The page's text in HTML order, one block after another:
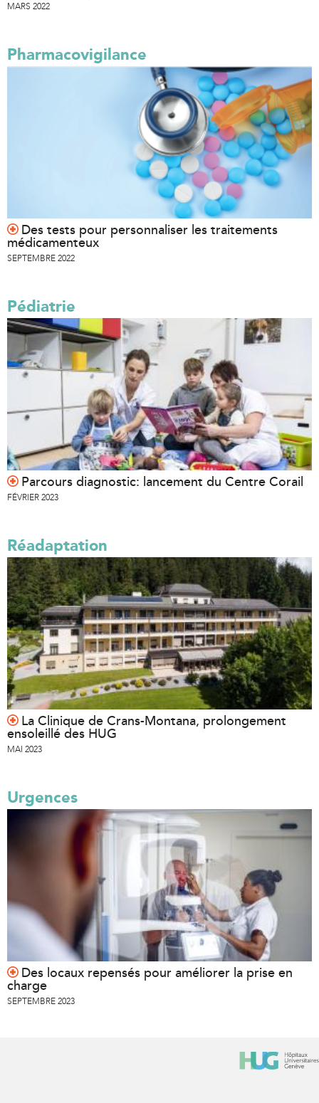
MARS 2022
Pharmacovigilance
Des tests pour personnaliser les traitements
médicamenteux
SEPTEMBRE 2022
Pédiatrie
Parcours diagnostic: lancement du Centre Corail
FÉVRIER 2023
Réadaptation
La Clinique de Crans-Montana, prolongement
ensoleillé des HUG
MAI 2023
Urgences
Des locaux repensés pour améliorer la prise en
charge
SEPTEMBRE 2023